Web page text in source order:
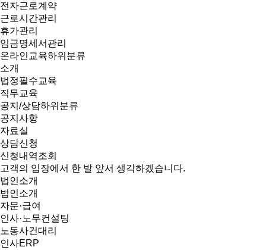
전자근로계약
근로시간관리
휴가관리
임금명세서관리
온라인교육하위분류
소개
법정필수교육
직무교육
공지/상담하위분류
공지사항
자료실
상담신청
신청내역조회
고객의 입장에서 한 발 앞서 생각하겠습니다.
법인소개
법인소개
자문·급여
인사·노무컨설팅
노동사건대리
인사ERP